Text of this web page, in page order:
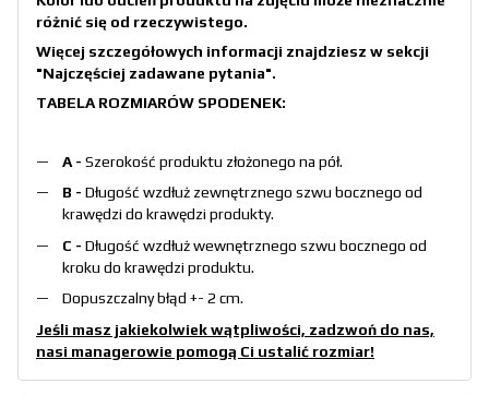
różnić się od rzeczywistego.
Więcej szczegółowych informacji znajdziesz w sekcji
"Najczęściej zadawane pytania".
TABELA ROZMIARÓW SPODENEK:
A - Szerokość produktu złożonego na pół.
B - Długość wzdłuż zewnętrznego szwu bocznego od
krawędzi do krawędzi produkty.
С - Długość wzdłuż wewnętrznego szwu bocznego od
kroku do krawędzi produktu.
Dopuszczalny błąd +- 2 cm.
Jeśli masz jakiekolwiek wątpliwości, zadzwoń do nas,
nasi managerowie pomogą Ci ustalić rozmiar!